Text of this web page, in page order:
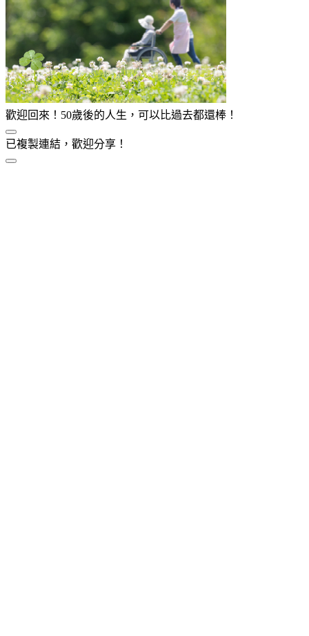
歡迎回來！50歲後的人生，可以比過去都還棒！
已複製連結，歡迎分享！